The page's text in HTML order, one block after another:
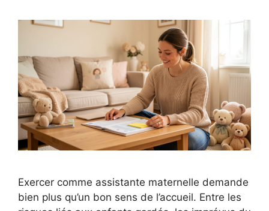
Exercer comme assistante maternelle demande
bien plus qu’un bon sens de l’accueil. Entre les